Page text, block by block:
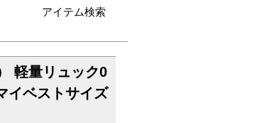
アイテム検索
軽量リュック0
イベストサイズ